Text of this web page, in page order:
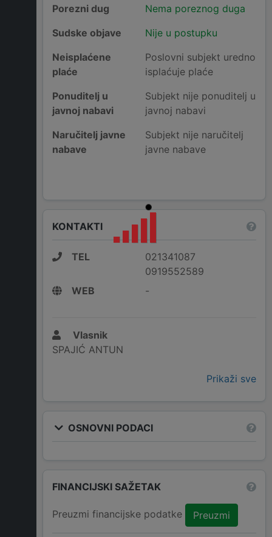
Porezni dug
Nema poreznog duga
Sudske objave
Nije u postupku
Neisplaćene
plaće
Poslovni subjekt uredno
isplaćuje plaće
Ponuditelj u
javnoj nabavi
Subjekt nije ponuditelj u
javnoj nabavi
Naručitelj javne
nabave
Subjekt nije naručitelj
javne nabave
KONTAKTI
TEL
021341087
0919552589
WEB
-
Vlasnik
SPAJIĆ ANTUN
Prikaži sve
OSNOVNI PODACI
FINANCIJSKI SAŽETAK
Preuzmi financijske podatke Preuzmi